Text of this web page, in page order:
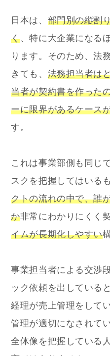
日本は、 部門別の縦割
く、特に大企業になる
ります。そのため、法
きても、 法務担当者は
当者が契約書を作った
ーに限界があるケース
す。
これは事業部側も同じ
スクを把握してはいる
クトの流れの中で、誰
か非常にわかりにくく
イムが長期化しやすい
事業担当者による交渉
ック依頼を出している
経理が売上管理をして
管理が適切になされて
全体像を把握している